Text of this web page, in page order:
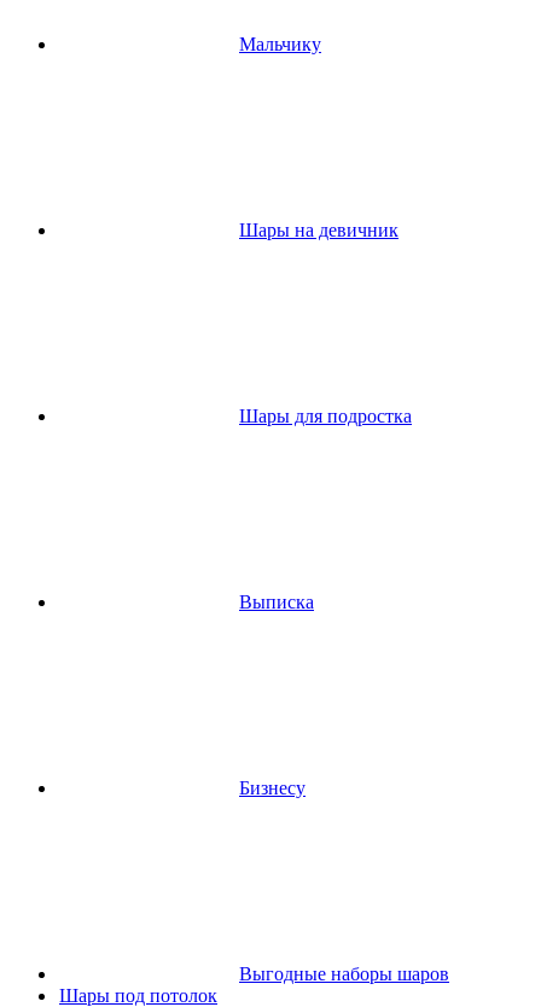
Мальчику
Шары на девичник
Шары для подростка
Выписка
Бизнесу
Выгодные наборы шаров
Шары под потолок